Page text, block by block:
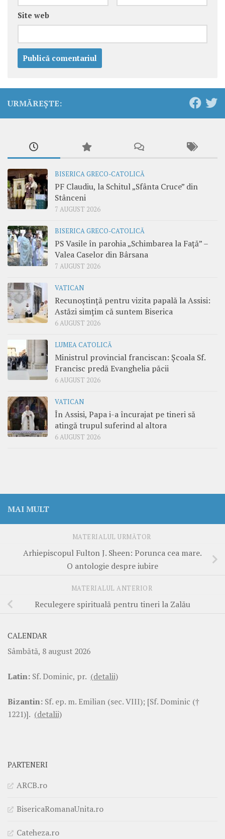
Site web
URMĂREȘTE:
BISERICA GRECO-CATOLICĂ
PF Claudiu, la Schitul „Sfânta Cruce” din
Stânceni
7 AUGUST 2026
BISERICA GRECO-CATOLICĂ
PS Vasile în parohia „Schimbarea la Față” –
Valea Caselor din Bârsana
7 AUGUST 2026
VATICAN
Recunoștință pentru vizita papală la Assisi:
Astăzi simțim că suntem Biserica
6 AUGUST 2026
LUMEA CATOLICĂ
Ministrul provincial franciscan: Școala Sf.
Francisc predă Evanghelia păcii
6 AUGUST 2026
VATICAN
În Assisi, Papa i-a încurajat pe tineri să
atingă trupul suferind al altora
6 AUGUST 2026
MAI MULT
MATERIALUL URMĂTOR
Arhiepiscopul Fulton J. Sheen: Porunca cea mare.
O antologie despre iubire
MATERIALUL ANTERIOR
Reculegere spirituală pentru tineri la Zalău
CALENDAR
Sâmbătă, 8 august 2026
Latin: Sf. Dominic, pr. (detalii)
Bizantin: Sf. ep. m. Emilian (sec. VIII); [Sf. Dominic (†
1221)]. (detalii)
PARTENERI
ARCB.ro
BisericaRomanaUnita.ro
Cateheza.ro